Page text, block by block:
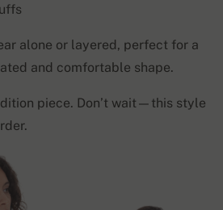
alone or layered, perfect for a
and comfortable shape.
piece. Don’t wait—this style